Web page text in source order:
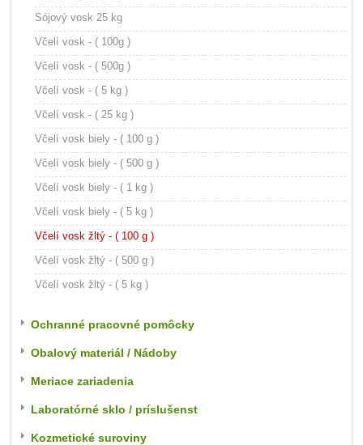
Sójový vosk 25 kg
Včelí vosk - ( 100g )
Včelí vosk - ( 500g )
Včelí vosk - ( 5 kg )
Včelí vosk - ( 25 kg )
Včelí vosk biely - ( 100 g )
Včelí vosk biely - ( 500 g )
Včelí vosk biely - ( 1 kg )
Včelí vosk biely - ( 5 kg )
Včelí vosk žltý - ( 100 g )
Včelí vosk žltý - ( 500 g )
Včelí vosk žltý - ( 5 kg )
Ochranné pracovné pomôcky
Obalový materiál / Nádoby
Meriace zariadenia
Laboratórné sklo / príslušenst
Kozmetické suroviny